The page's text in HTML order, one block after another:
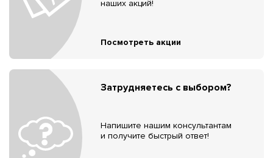
наших акций!
Посмотреть акции
Затрудняетесь с выбором?
Напишите нашим консультантам
и получите быстрый ответ!